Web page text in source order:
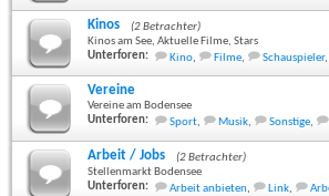
Kinos
(2 Betrachter)
Kinos am See, Aktuelle Filme, Stars
Unterforen:
Kino, Filme, Schauspieler,
Vereine
Vereine am Bodensee
Unterforen:
Sport, Musik, Sonstige,
Arbeit / Jobs
(2 Betrachter)
Stellenmarkt Bodensee
Unterforen:
Arbeit anbieten, Link,